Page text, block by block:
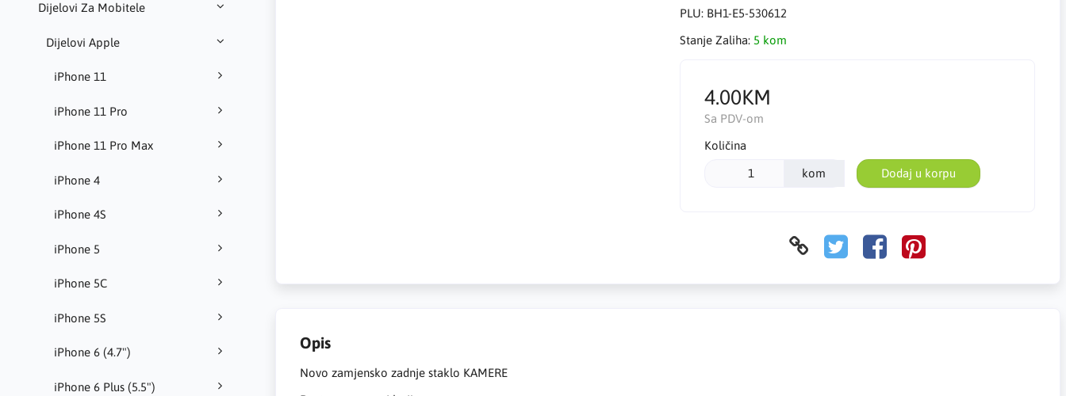
Dijelovi Za Mobitele
Dijelovi Apple
iPhone 11
iPhone 11 Pro
iPhone 11 Pro Max
iPhone 4
iPhone 4S
iPhone 5
iPhone 5C
iPhone 5S
iPhone 6 (4.7")
iPhone 6 Plus (5.5")
PLU: BH1-E5-530612
Stanje Zaliha: 5 kom
4.00KM
Sa PDV-om
Količina
kom Dodaj u korpu
Opis
Novo zamjensko zadnje staklo KAMERE